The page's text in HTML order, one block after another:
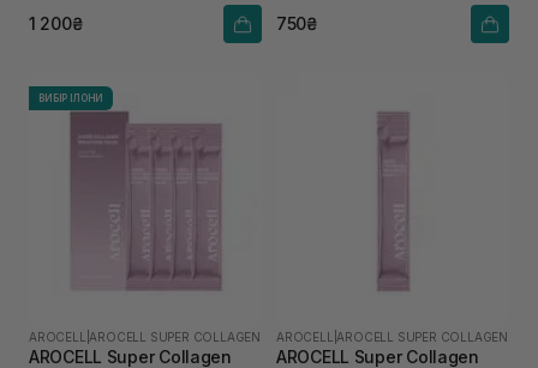
1 200₴ 750₴
ВИБІР ІЛОНИ
AROCELL AROCELL SUPER COLLAGEN
AROCELL Super Collagen
AROCELL AROCELL SUPER COLLAGEN
AROCELL Super Collagen